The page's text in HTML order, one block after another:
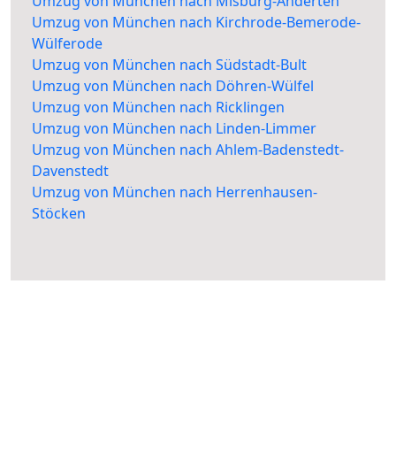
Umzug von München nach Kirchrode-Bemerode-
Wülferode
Umzug von München nach Südstadt-Bult
Umzug von München nach Döhren-Wülfel
Umzug von München nach Ricklingen
Umzug von München nach Linden-Limmer
Umzug von München nach Ahlem-Badenstedt-
Davenstedt
Umzug von München nach Herrenhausen-
Stöcken